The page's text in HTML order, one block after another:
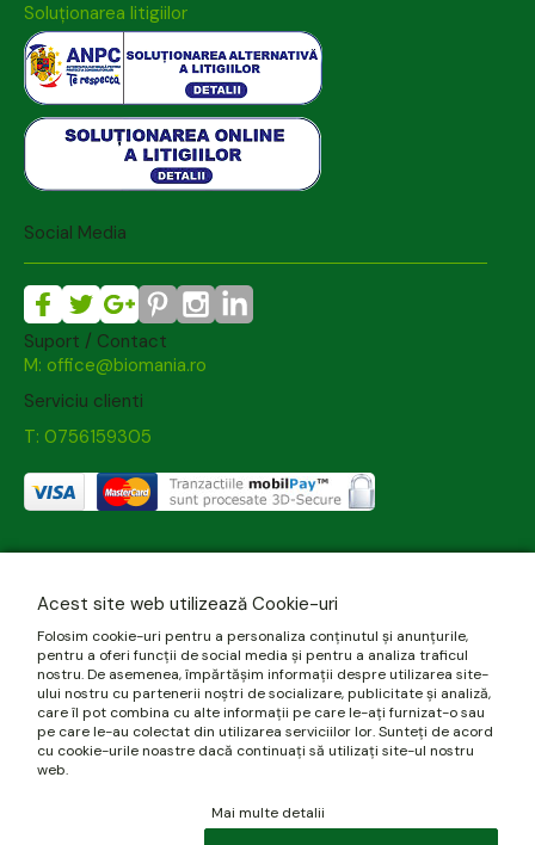
Soluționarea litigiilor
Social Media
Suport / Contact
M: office@biomania.ro
Serviciu clienti
T: 0756159305
Acest site web utilizează Cookie-uri
Folosim cookie-uri pentru a personaliza conținutul și anunțurile,
pentru a oferi funcții de social media și pentru a analiza traficul
nostru. De asemenea, împărtășim informații despre utilizarea site-
ului nostru cu partenerii noștri de socializare, publicitate și analiză,
care îl pot combina cu alte informații pe care le-ați furnizat-o sau
pe care le-au colectat din utilizarea serviciilor lor. Sunteți de acord
cu cookie-urile noastre dacă continuați să utilizați site-ul nostru
web.
Mai multe detalii